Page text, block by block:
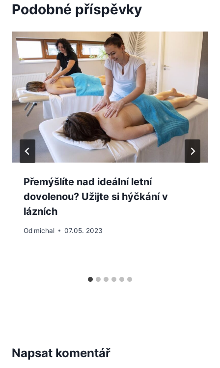
Podobné příspěvky
Přemýšlíte nad ideální letní
dovolenou? Užijte si hýčkání v
lázních
Od michal 07.05. 2023
Napsat komentář